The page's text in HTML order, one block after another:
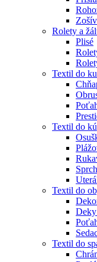
Rolety a
Plisé
Textil do
Textil do
Textil do
Textil do